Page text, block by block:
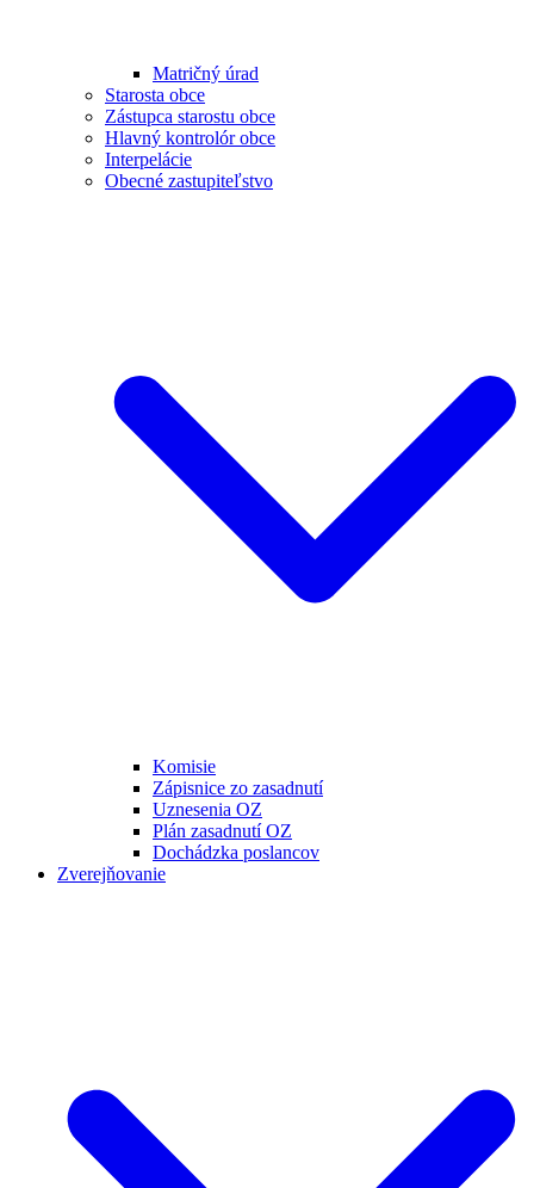
Matričný úrad
Starosta obce
Zástupca starostu obce
Hlavný kontrolór obce
Interpelácie
Obecné zastupiteľstvo
Komisie
Zápisnice zo zasadnutí
Uznesenia OZ
Plán zasadnutí OZ
Dochádzka poslancov
Zverejňovanie